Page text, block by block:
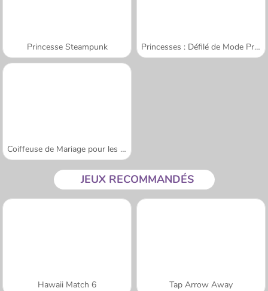
Princesse Steampunk Princesses : Défilé de Mode Printanier
Coiffeuse de Mariage pour les Princesses
JEUX RECOMMANDÉS
Hawaii Match 6 Tap Arrow Away